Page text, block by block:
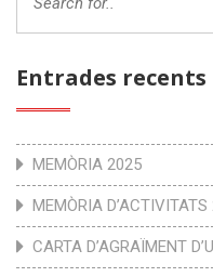
Entrades recents
MEMÒRIA 2025
MEMÒRIA
CARTA D’AGRAÏMENT